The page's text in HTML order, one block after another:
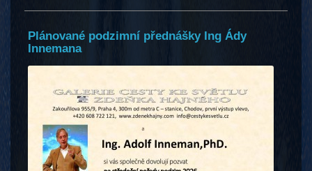
Plánované podzimní přednášky Ing Ády
Innemana